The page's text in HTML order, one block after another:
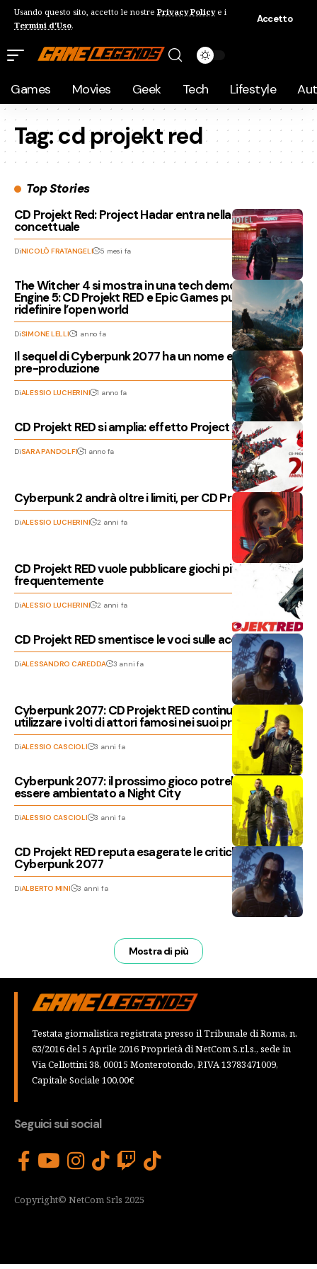
Usando questo sito, accetto le nostre Privacy Policye i
Termini d'Uso.
Accetto
Games Movies Geek Tech Lifestyle
Tag:cd projekt red
Top Stories
CD Projekt Red: Project Hadar entra nella fase
concettuale
DiNICOLÒ FRATANGELI 5 mesi fa
The Witcher 4 si mostra in una tech demo su Unreal
Engine 5: CD Projekt RED e Epic Games puntano a
ridefinire l’open world
DiSIMONE LELLI 1 anno fa
Il sequel di Cyberpunk 2077 ha un nome ed entra in
pre-produzione
DiALESSIO LUCHERINI 1 anno fa
CD Projekt RED si amplia: effetto Project Hadar?
DiSARA PANDOLFI 1 anno fa
Cyberpunk 2 andrà oltre i limiti, per CD Project RED
DiALESSIO LUCHERINI 2 anni fa
CD Projekt RED vuole pubblicare giochi più
frequentemente
DiALESSIO LUCHERINI 2 anni fa
CD Projekt RED smentisce le voci sulle acquisizioni
DiALESSANDRO CAREDDA 3 anni fa
Cyberpunk 2077: CD Projekt RED continuerà a
utilizzare i volti di attori famosi nei suoi prossimi giochi
DiALESSIO CASCIOLI 3 anni fa
Cyberpunk 2077: il prossimo gioco potrebbe non
essere ambientato a Night City
DiALESSIO CASCIOLI 3 anni fa
CD Projekt RED reputa esagerate le critiche al lancio di
Cyberpunk 2077
DiALBERTO MINI 3 anni fa
Mostra di più
Testata giornalistica registrata presso il Tribunale di Roma, n.
63/2016 del 5 Aprile 2016 Proprietà di NetCom S.r.l.s., sede in
Via Cellottini 38, 00015 Monterotondo, P.IVA 13783471009,
Capitale Sociale 100,00€
Seguici sui social
Copyright© NetCom Srls 2025